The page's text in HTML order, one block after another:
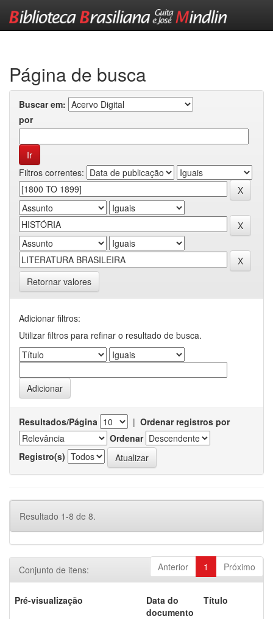
Página de busca
Buscar em:
por
Filtros correntes:
Retornar valores
Adicionar filtros:
Utilizar filtros para refinar o resultado de busca.
Resultados/Página | Ordenar registros por
Ordenar
Registro(s)
Resultado 1-8 de 8.
Anterior 1 Próximo
Conjunto de itens:
Pré-visualização
Data do
documento
Título